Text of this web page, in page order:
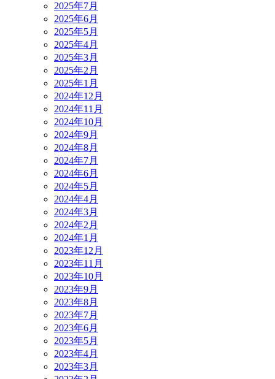
2025年7月
2025年6月
2025年5月
2025年4月
2025年3月
2025年2月
2025年1月
2024年12月
2024年11月
2024年10月
2024年9月
2024年8月
2024年7月
2024年6月
2024年5月
2024年4月
2024年3月
2024年2月
2024年1月
2023年12月
2023年11月
2023年10月
2023年9月
2023年8月
2023年7月
2023年6月
2023年5月
2023年4月
2023年3月